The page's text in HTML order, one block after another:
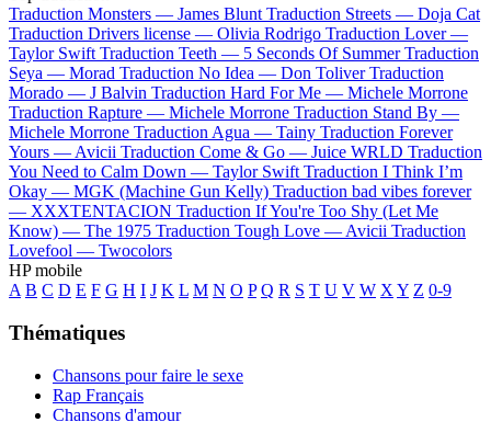
Traduction Monsters — James Blunt Traduction Streets — Doja Cat
Traduction Drivers license — Olivia Rodrigo Traduction Lover —
Taylor Swift Traduction Teeth — 5 Seconds Of Summer Traduction
Seya — Morad Traduction No Idea — Don Toliver Traduction
Morado — J Balvin Traduction Hard For Me — Michele Morrone
Traduction Rapture — Michele Morrone Traduction Stand By —
Michele Morrone Traduction Agua — Tainy Traduction Forever
Yours —Avicii Traduction Come & Go — Juice WRLD Traduction
You Need to Calm Down — Taylor Swift Traduction I Think I’m
Okay — MGK (Machine Gun Kelly) Traduction bad vibes forever
— XXXTENTACION Traduction If You're Too Shy (Let Me
Know) — The 1975 Traduction Tough Love —Avicii Traduction
Lovefool — Twocolors
HP mobile
A B C D E F G H I J K L M N O P Q R S T U V W XY Z 0-9
Thématiques
Chansons pour faire le sexe
Rap Français
Chansons d'amour